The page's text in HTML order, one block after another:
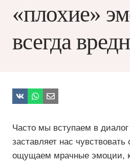
«плохие»
всегда
Часто мы вступаем в
заставляет нас
ощущаем мрачные эмоции,